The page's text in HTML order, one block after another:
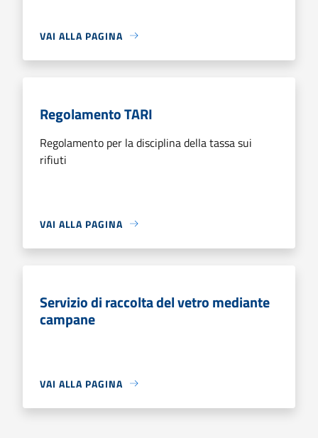
VAI ALLA PAGINA
Regolamento TARI
Regolamento per la disciplina della tassa sui
rifiuti
VAI ALLA PAGINA
Servizio di raccolta del vetro mediante
campane
VAI ALLA PAGINA